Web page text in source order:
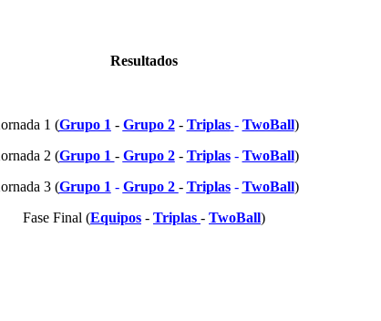
Resultados
1 (Grupo 1 - Grupo 2- Triplas - TwoBall)
2 (Grupo 1 - Grupo 2- Triplas- TwoBall)
3 (Grupo 1 - Grupo 2 - Triplas- TwoBall)
Fase Final (Equipos - Triplas - TwoBall)